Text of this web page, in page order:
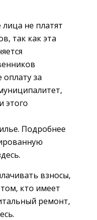
не платят
так как эта
оплату за
этого
Подробнее
взносы,
кто имеет
ремонт,